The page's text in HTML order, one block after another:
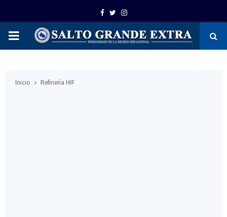
Facebook
TwitterInstagram
PRIMARY
Inicio Refinería HIF